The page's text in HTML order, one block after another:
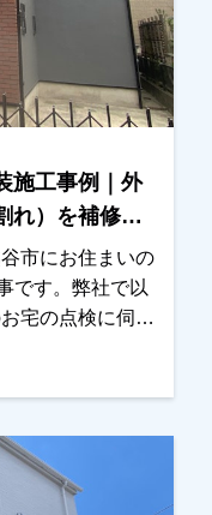
くことになりま
カラーシミュレ
き、最終的にお
いただきまし
がりました」と
。この度は大切
せいただき、誠
施工事例｜外
れ）を補修
市にお住まいの
です。弊社で以
宅の点検に伺っ
なったため、お
撮影し実際の状
外壁について
び割れ）が見ら